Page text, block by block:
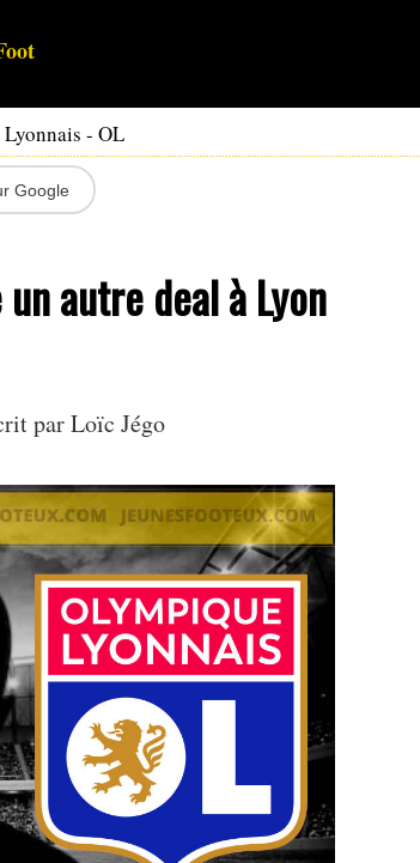
- OL
Google
autre deal à Lyon
parLoïc Jégo